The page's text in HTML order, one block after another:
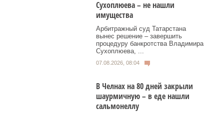
Сухоплюева – не нашли
имущества
Арбитражный суд Татарстана
вынес решение – завершить
процедуру банкротства Владимира
Сухоплюева, ...
07.08.2026, 08:04
В Челнах на 80 дней закрыли
шаурмичную – в еде нашли
сальмонеллу